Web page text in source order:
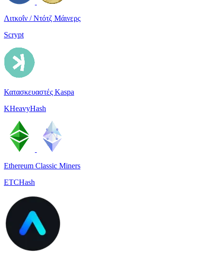
Λιτκοΐν / Ντότζ Μάινερς
Scrypt
Κατασκευαστές Kaspa
KHeavyHash
Ethereum Classic Miners
ETCHash